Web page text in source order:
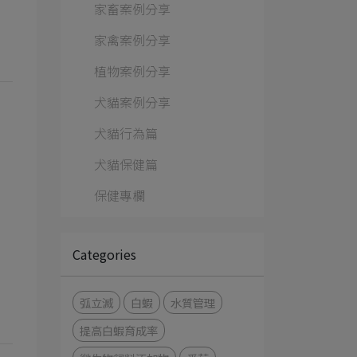
家畜案例分享
家禽案例分享
植物案例分享
犬貓案例分享
犬貓行為篇
犬貓保健篇
保健專欄
Categories
弧立滅 白蝦
水質管理
提高白蝦育成率